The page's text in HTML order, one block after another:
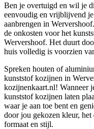
Ben je overtuigd en wil je
eenvoudig en vrijblijvend
aanbrengen in
de onkosten voor het
Wervershoof. Het duurt
huis volledig is voorzien
Spreken houten of
kunststof kozijnen in
kozijnenkaart.nl! Wanneer
kunststof kozijnen laten
waar je aan toe bent en
door jou gekozen kleur,
formaat en stijl.